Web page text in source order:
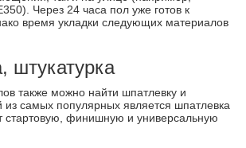
Через 24 часа пол уже готов к
время укладки следующих материалов
штукатурка
также можно найти шпатлевку и
из самых популярных является шпатлевка
стартовую, финишную и универсальную